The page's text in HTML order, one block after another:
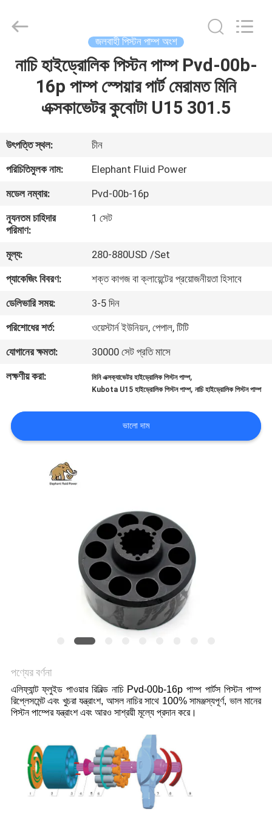
বাড়ি
আমাদের
সম্পর্কে
কারখানা
ভ্রমণ
মান
নিয়ন্ত্রণ
যোগাযোগ
করুন
খবর
কেস
Power
Co.,Ltd.
Reserved.
জলবাহী পিস্টন পাম্প অংশ
নাচি হাইড্রোলিক পিস্টন পাম্প Pvd-00b-
16p পাম্প স্পেয়ার পার্ট মেরামত মিনি
এক্সকাভেটর কুবোটা U15 301.5
উৎপত্তি স্থল:
চীন
পরিচিতিমুলক নাম:
Elephant Fluid Power
মডেল নম্বার:
Pvd-00b-16p
ন্যূনতম চাহিদার
পরিমাণ:
1 সেট
মূল্য:
280-880USD /Set
প্যাকেজিং বিবরণ:
শক্ত কাগজ বা ক্লায়েন্টের প্রয়োজনীয়তা হিসাবে
ডেলিভারি সময়:
3-5 দিন
পরিশোধের শর্ত:
ওয়েস্টার্ন ইউনিয়ন, পেপাল, টিটি
যোগানের ক্ষমতা:
30000 সেট প্রতি মাসে
লক্ষণীয় করা:
মিনি এক্সক্যাভেটর হাইড্রোলিক পিস্টন পাম্প,
Kubota U15 হাইড্রোলিক পিস্টন পাম্প,নাচি হাইড্রোলিক পিস্টন পাম্প
ভালো দাম
পণ্যের বর্ণনা
এলিফ্যান্ট ফ্লুইড পাওয়ার রিবিল্ড নাচি Pvd-00b-16p পাম্প পার্টস পিস্টন পাম্প
রিপ্লেসমেন্ট এবং খুচরা যন্ত্রাংশ, আসল নাচির সাথে 100% সামঞ্জস্যপূর্ণ, ভাল মানের
পিস্টন পাম্পের যন্ত্রাংশ এবং আরও সাশ্রয়ী মূল্যে প্রদান করে।